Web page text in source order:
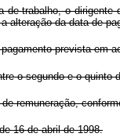
trabalho, o
alteração da data de
prevista em
o segundo e o quinto
remuneração,
16 de abril de 1998.